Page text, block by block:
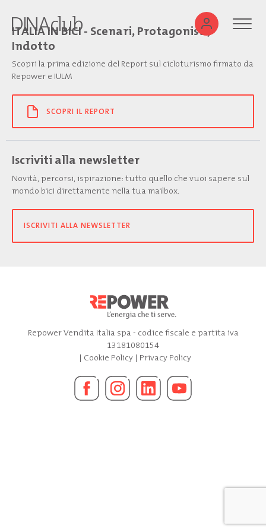
ITALIA IN BICI - Scenari, Protagonisti,
Indotto
Scopri la prima edizione del Report sul cicloturismo firmato da
Repower e IULM
SCOPRI IL REPORT
Iscriviti alla newsletter
Novità, percorsi, ispirazione: tutto quello che vuoi sapere sul
mondo bici direttamente nella tua mailbox.
ISCRIVITI ALLA NEWSLETTER
Repower Vendita Italia spa - codice fiscale e partita iva
13181080154
| Cookie Policy| Privacy Policy